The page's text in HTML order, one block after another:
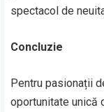
spectacol de
Concluzie
Pentru pasionații
oportunitate unică